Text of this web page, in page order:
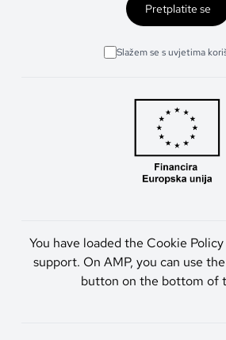
Pretplatite se
Slažem se s uvjetima
You have loaded the Cookie
support. On AMP, you can use
button on the bottom of